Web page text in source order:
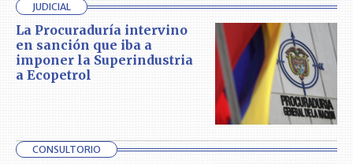
JUDICIAL
La Procuraduría intervino
en sanción que iba a
imponer la Superindustria
a Ecopetrol
CONSULTORIO